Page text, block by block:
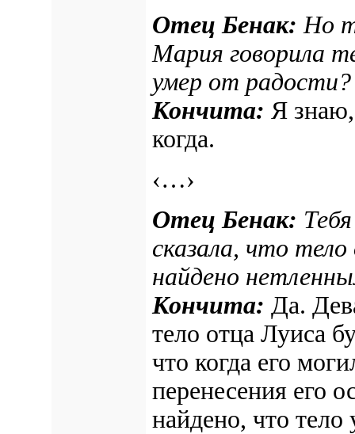
Отец Бенак: Но
Мария говорила
умер от радости?
Кончита: Я
когда.
‹…›
Отец Бенак:
сказала, что
найдено
Кончита: Да.
тело отца Луиса
что когда его
перенесения его
найдено, что